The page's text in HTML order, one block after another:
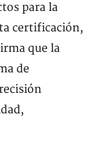
para la
certificación,
que la
de